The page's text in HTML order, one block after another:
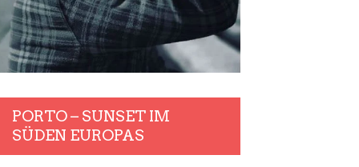
PORTO – SUNSET IM
SÜDEN EUROPAS